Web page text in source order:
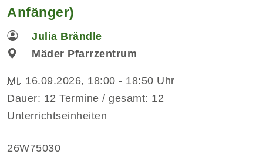
Anfänger)
Julia Brändle
Mäder Pfarrzentrum
Mi. 16.09.2026, 18:00 - 18:50 Uhr
Dauer: 12 Termine / gesamt: 12
Unterrichtseinheiten
26W75030